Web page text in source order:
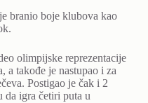
branio boje klubova kao
olimpijske reprezentacije
a takođe je nastupao i za
Postigao je čak i 2
da igra četiri puta u